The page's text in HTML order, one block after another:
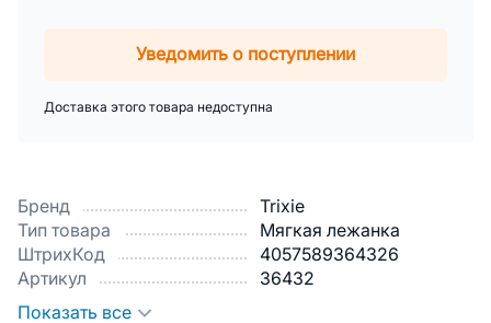
Бренд
Trixie
Тип товара
Мягкая лежанка
ШтрихКод
4057589364326
Артикул
36432
Показать все
Уведомить о поступлении
Доставка этого товара недоступна